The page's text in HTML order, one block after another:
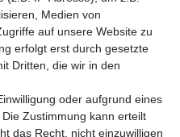
Medien von
auf unsere Website zu
erfolgt erst durch gesetzte
Dritten, die wir in den
oder aufgrund eines
Zustimmung kann erteilt
das Recht, nicht einzuwilligen